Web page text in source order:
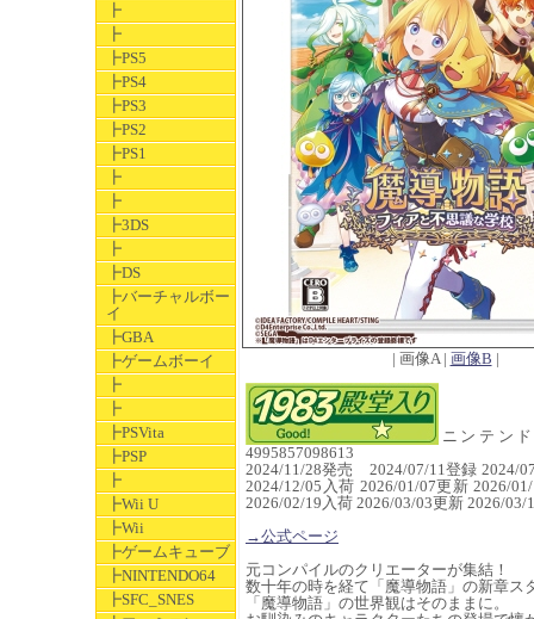
┣
┣
┣PS5
┣PS4
┣PS3
┣PS2
┣PS1
┣
┣
┣3DS
┣
┣DS
┣バーチャルボー
イ
┣GBA
┣ゲームボーイ
┣
┣
┣PSVita
┣PSP
┣
┣Wii U
┣Wii
┣ゲームキューブ
┣NINTENDO64
┣SFC_SNES
| 画像A | 画像B |
ニンテン
4995857098613
2024/11/28発売 2024/07/11登録 2024/
2024/12/05入荷 2026/01/07更新 2026/
2026/02/19入荷 2026/03/03更新 2026/
→公式ページ
元コンパイルのクリエーターが集結！
数十年の時を経て「魔導物語」の新章ス
「魔導物語」の世界観はそのままに。